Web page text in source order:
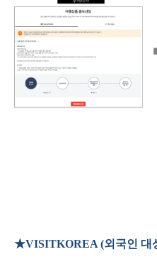
★VISITKOREA (외국인 대